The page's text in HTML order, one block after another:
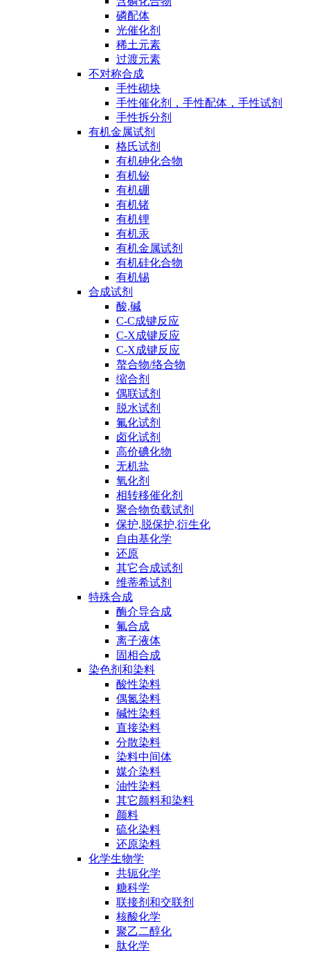
磷配体
光催化剂
稀土元素
过渡元素
不对称合成
手性砌块
手性催化剂，手性配体，手性试剂
手性拆分剂
有机金属试剂
格氏试剂
有机砷化合物
有机铋
有机硼
有机锗
有机锂
有机汞
有机金属试剂
有机硅化合物
有机锡
合成试剂
酸,碱
C-C成键反应
C-X成键反应
C-X成键反应
螯合物/络合物
缩合剂
偶联试剂
脱水试剂
氟化试剂
卤化试剂
高价碘化物
无机盐
氧化剂
相转移催化剂
聚合物负载试剂
保护,脱保护,衍生化
自由基化学
还原
其它合成试剂
维蒂希试剂
特殊合成
酶介导合成
氟合成
离子液体
固相合成
染色剂和染料
酸性染料
偶氮染料
碱性染料
直接染料
分散染料
染料中间体
媒介染料
油性染料
其它颜料和染料
颜料
硫化染料
还原染料
化学生物学
共轭化学
糖科学
联接剂和交联剂
核酸化学
聚乙二醇化
肽化学